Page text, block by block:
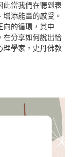
此當我們在聽到表
添能量的感受。
向的循環，其中
在分享如何說出恰
理學家，史丹佛教